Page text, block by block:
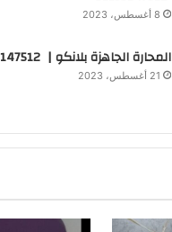
8 أغسطس، 2023
المحارة الجاهزة بلانكو | 01153147512
21 أغسطس، 2023